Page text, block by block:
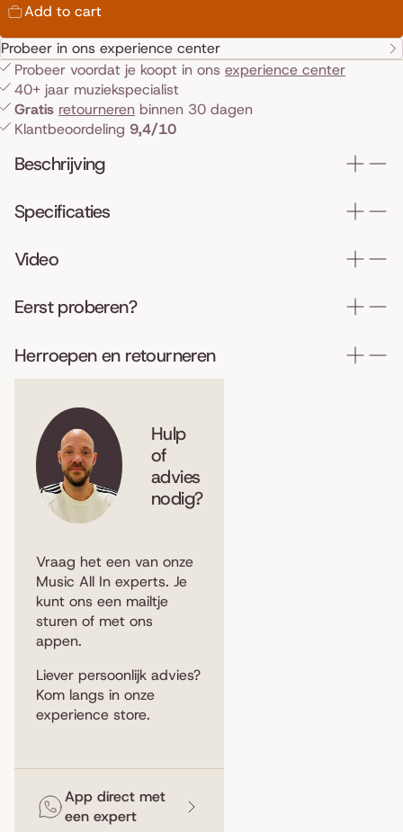
Add to cart
Probeer in ons experience center
Probeer voordat je koopt in ons experience center
40+ jaar muziekspecialist
Gratis retourneren binnen 30 dagen
Klantbeoordeling 9,4/10
Beschrijving
Specificaties
Video
Eerst proberen?
Herroepen en retourneren
Hulp
of
advies
nodig?
Vraag het een van onze
Music All In experts. Je
kunt ons een mailtje
sturen of met ons
appen.
Liever persoonlijk advies?
Kom langs in onze
experience store.
App direct met
een expert